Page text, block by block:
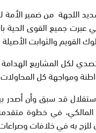
اللجهة من ضمير الأمة
عبرت جميع القوى الحية
القويم والثوابت
لكل المشاريع
ومواجهة كل
قد سبق وأن أصدر
في خطوة متقدمة
به في خلافات